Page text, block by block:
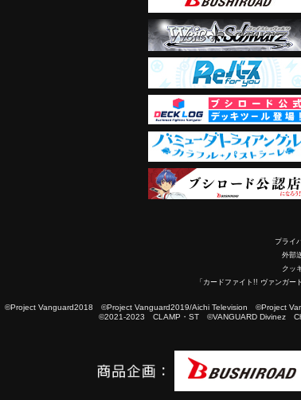
プライ
外部
クッ
「カードファイト!! ヴァンガー
Vanguard2018 ©Project Vanguard2019/Aichi Television ©Project
©2021-2023 CLAMP・ST ©VANGUARD Divinez